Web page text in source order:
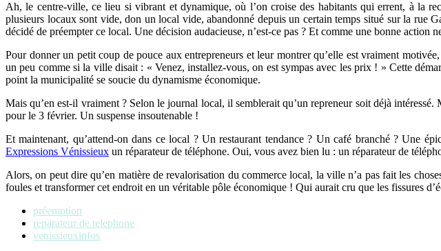
Ah, le centre-ville, ce lieu si vibrant et dynamique, où l’on croise des habitants qui errent, à la
plusieurs locaux sont vide, don un local vide, abandonné depuis un certain temps situé sur la rue
décidé de préempter ce local. Une décision audacieuse, n’est-ce pas ? Et comme une bonne
Pour donner un petit coup de pouce aux entrepreneurs et leur montrer qu’elle est vraiment
un peu comme si la ville disait : « Venez, installez-vous, on est sympas avec les prix ! » Cette
point la municipalité se soucie du dynamisme économique.
Mais qu’en est-il vraiment ? Selon le journal local, il semblerait qu’un repreneur soit déjà
pour le 3 février. Un suspense insoutenable !
Et maintenant, qu’attend-on dans ce local ? Un restaurant tendance ? Un café branché ? Une
Expressions Vénissieux un réparateur de téléphone. Oui, vous avez bien lu : un réparateur de
Alors, on peut dire qu’en matière de revalorisation du commerce local, la ville n’a pas fait les
foules et transformer cet endroit en un véritable pôle économique ! Qui aurait cru que les fissures
préemption
reparateur de telephone
venissieuxinfos